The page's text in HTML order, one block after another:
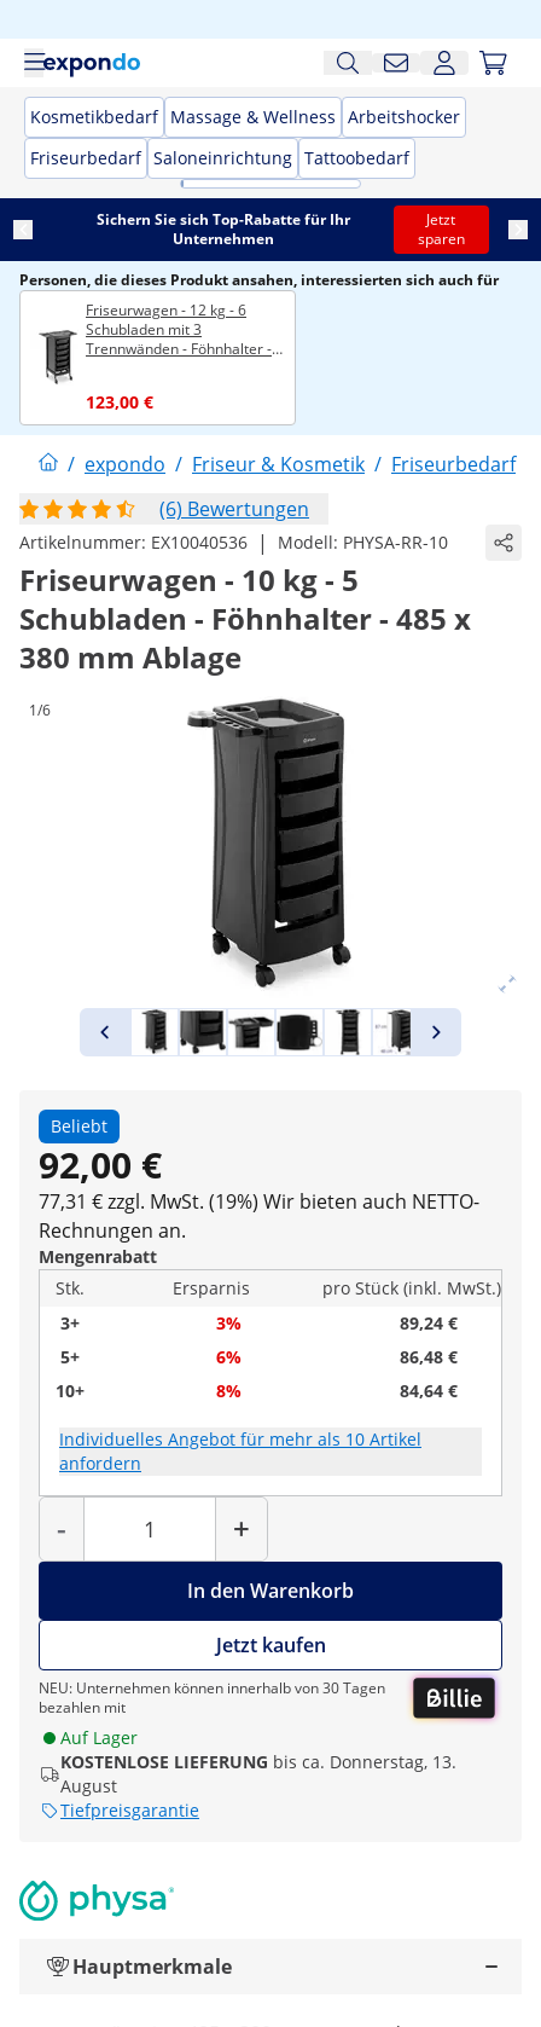
Kosmetikbedarf Massage & Wellness Arbeitshocker
Friseurbedarf Saloneinrichtung Tattoobedarf
Sichern Sie sich Top-Rabatte für Ihr
Unternehmen
Jetzt
sparen
Personen, die dieses Produkt ansahen, interessierten sich auch für
Friseurwagen - 12 kg - 6
Schubladen mit 3
Trennwänden - Föhnhalter -
123,00 €
/ expondo / Friseur & Kosmetik / Friseurbedarf
(6) Bewertungen
Artikelnummer: EX10040536 | Modell: PHYSA-RR-10
Friseurwagen - 10 kg - 5
Schubladen - Föhnhalter - 485 x
380 mm Ablage
1/6
Beliebt
92,00 €
77,31 € zzgl. MwSt. (19%) Wir bieten auch NETTO-
Rechnungen an.
Mengenrabatt
Stk.
Ersparnis
pro Stück (inkl. MwSt.)
3+
3%
89,24 €
5+
6%
86,48 €
10+
8% 84,64 €
Individuelles Angebot für mehr als 10 Artikel
anfordern
-
Menge
+
In den Warenkorb
Jetzt kaufen
NEU: Unternehmen können innerhalb von 30 Tagen
bezahlen mit
Auf Lager
KOSTENLOSE LIEFERUNG bis ca. Donnerstag, 13.
August
Tiefpreisgarantie
Hauptmerkmale